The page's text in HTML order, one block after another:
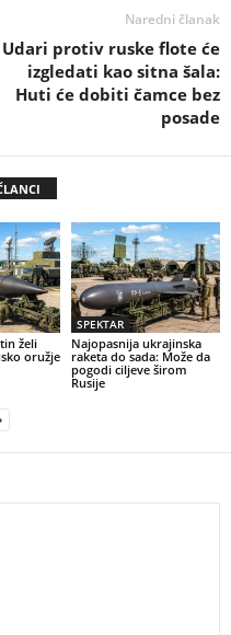
Naredni članak
Udari protiv ruske flote će
izgledati kao sitna šala:
Huti će dobiti čamce bez
posade
želi
oružje
SPEKTAR
Najopasnija ukrajinska
raketa do sada: Može da
pogodi ciljeve širom
Rusije